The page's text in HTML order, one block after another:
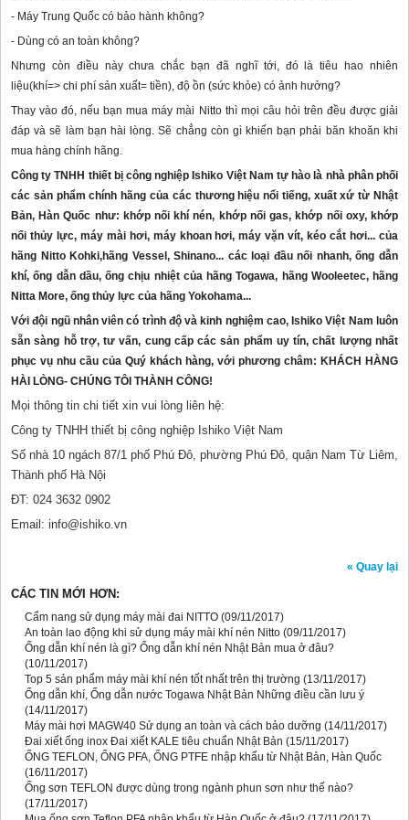
- Máy Trung Quốc có bảo hành không?
- Dùng có an toàn không?
Nhưng còn điều này chưa chắc bạn đã nghĩ tới, đó là tiêu hao nhiên
liệu(khí=> chi phí sản xuất= tiền), độ ồn (sức khỏe) có ảnh hưởng?
Thay vào đó, nếu bạn mua máy mài Nitto thì mọi câu hỏi trên đều được giải
đáp và sẽ làm bạn hài lòng. Sẽ chẳng còn gì khiến bạn phải băn khoăn khi
mua hàng chính hãng.
Công ty TNHH thiết bị công nghiệp Ishiko Việt Nam tự hào là nhà phân phối
các sản phẩm chính hãng của các thương hiệu nổi tiếng, xuất xứ từ Nhật
Bản, Hàn Quốc như: khớp nối khí nén, khớp nối gas, khớp nối oxy, khớp
nối thủy lực, máy mài hơi, máy khoan hơi, máy vặn vít, kéo cắt hơi... của
hãng Nitto Kohki,hãng Vessel, Shinano... các loại đầu nối nhanh, ống dẫn
khí, ống dẫn dầu, ống chịu nhiệt của hãng Togawa, hãng Wooleetec, hãng
Nitta More, ống thủy lực của hãng Yokohama...
Với đội ngũ nhân viên có trình độ và kinh nghiệm cao, Ishiko Việt Nam luôn
sẵn sàng hỗ trợ, tư vấn, cung cấp các sản phẩm uy tín, chất lượng nhất
phục vụ nhu cầu của Quý khách hàng, với phương châm: KHÁCH HÀNG
HÀI LÒNG- CHÚNG TÔI THÀNH CÔNG!
Mọi thông tin chi tiết xin vui lòng liên hệ:
Công ty TNHH thiết bị công nghiệp Ishiko Việt Nam
Số nhà 10 ngách 87/1 phố Phú Đô, phường Phú Đô, quận Nam Từ Liêm,
Thành phố Hà Nội
ĐT: 024 3632 0902
Email: info@ishiko.vn
« Quay lại
CÁC TIN MỚI HƠN:
Cẩm nang sử dụng máy mài đai NITTO (09/11/2017)
An toàn lao động khi sử dụng máy mài khí nén Nitto (09/11/2017)
Ống dẫn khí nén là gì? Ống dẫn khí nén Nhật Bản mua ở đâu?
(10/11/2017)
Top 5 sản phẩm máy mài khí nén tốt nhất trên thị trường (13/11/2017)
Ống dẫn khí, Ống dẫn nước Togawa Nhật Bản Những điều cần lưu ý
(14/11/2017)
Máy mài hơi MAGW40 Sử dụng an toàn và cách bảo dưỡng (14/11/2017)
Đai xiết ống inox Đai xiết KALE tiêu chuẩn Nhật Bản (15/11/2017)
ỐNG TEFLON, ỐNG PFA, ỐNG PTFE nhập khẩu từ Nhật Bản, Hàn Quốc
(16/11/2017)
Ống sơn TEFLON được dùng trong ngành phun sơn như thế nào?
(17/11/2017)